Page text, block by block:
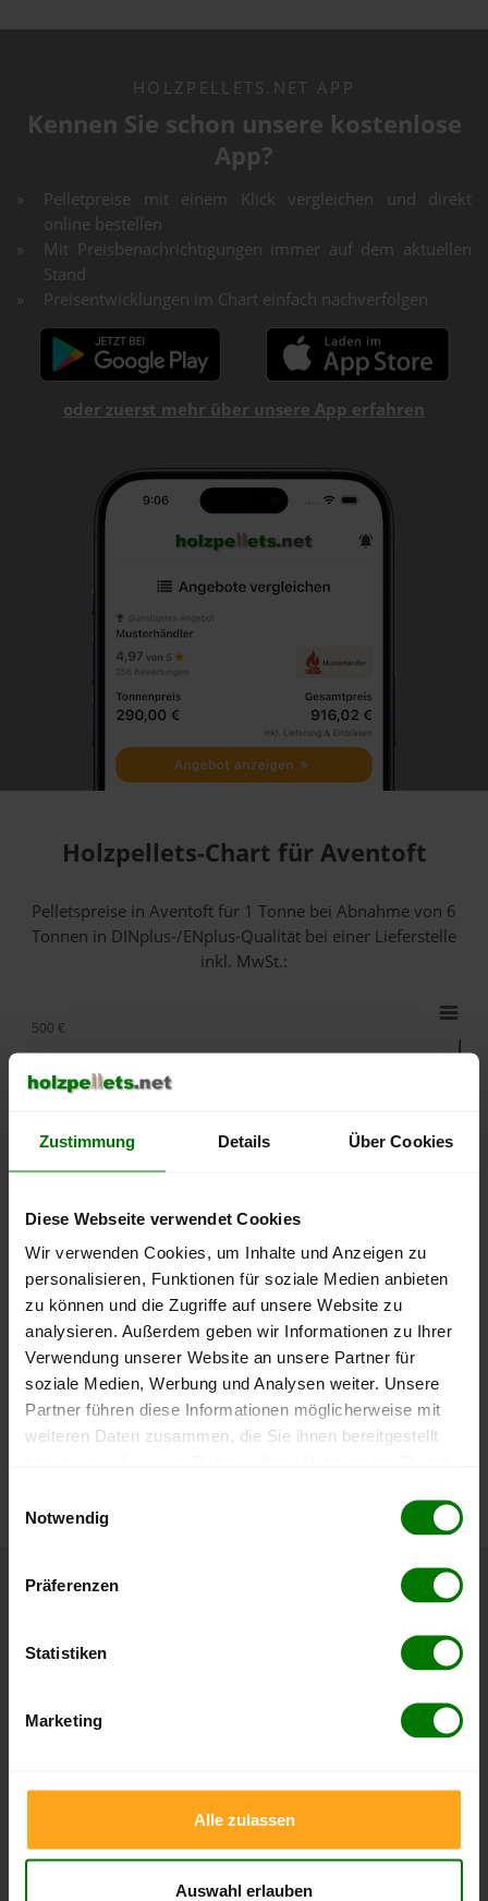
Zustimmung Details Über Cookies
Diese Webseite verwendet Cookies
Wir verwenden Cookies, um Inhalte und Anzeigen zu
personalisieren, Funktionen für soziale Medien anbieten
zu können und die Zugriffe auf unsere Website zu
analysieren. Außerdem geben wir Informationen zu Ihrer
Verwendung unserer Website an unsere Partner für
soziale Medien, Werbung und Analysen weiter. Unsere
Partner führen diese Informationen möglicherweise mit
weiteren Daten zusammen, die Sie ihnen bereitgestellt
Notwendig
Präferenzen
Statistiken
Marketing
Alle zulassen
Auswahl erlauben
HOLZPELLETS.NET APP
Kennen Sie schon unsere kostenlose
App?
Pelletpreise mit einem Klick vergleichen und direkt
online bestellen
Mit Preisbenachrichtigungen immer auf dem aktuellen
Stand
Preisentwicklungen im Chart einfach nachverfolgen
oder zuerst mehr über unsere App erfahren
Holzpellets-Chart für Aventoft
Pelletspreise in Aventoft für 1 Tonne bei Abnahmevon 6
Tonnen in DINplus-/ENplus-Qualität bei einer Lieferstelle
inkl. MwSt.:
lose Ware Sackware
2025
Januar
2026
2026
250 €
400 €
450 €
500 €
Die aktuelle Preisentwicklung für Holzpellets in Deutschland
Höchst- und Tiefststände der
Höchst- und Tiefststände der
Pelletspreise für lose Holzpellets und Holzpellets
Lose Holzpellets